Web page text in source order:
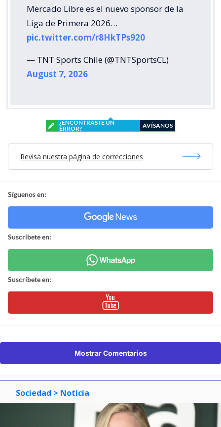
Mercado Libre es el nuevo sponsor de la
Liga de Primera 2026…
pic.twitter.com/r8HkTPs920
— TNT Sports Chile (@TNTSportsCL)
August 7, 2026
¿ENCONTRASTE UN
ERROR?
AVÍSANOS
Revisa nuestra página de correcciones
Síguenos en:
Suscríbete en:
Suscríbete en:
Mostrar Comentarios
Sociedad > Noticia